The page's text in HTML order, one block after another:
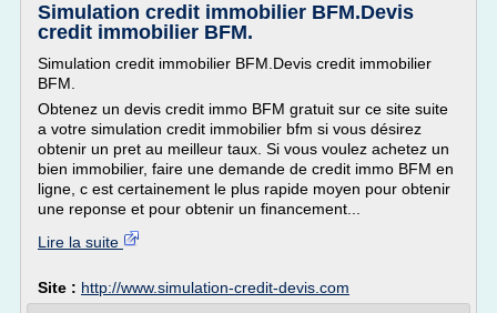
Simulation credit immobilier BFM.Devis
credit immobilier BFM.
Simulation credit immobilier BFM.Devis credit immobilier
BFM.
Obtenez un devis credit immo BFM gratuit sur ce site suite
a votre simulation credit immobilier bfm si vous désirez
obtenir un pret au meilleur taux. Si vous voulez achetez un
bien immobilier, faire une demande de credit immo BFM en
ligne, c est certainement le plus rapide moyen pour obtenir
une reponse et pour obtenir un financement...
Lire la suite
Site : http://www.simulation-credit-devis.com